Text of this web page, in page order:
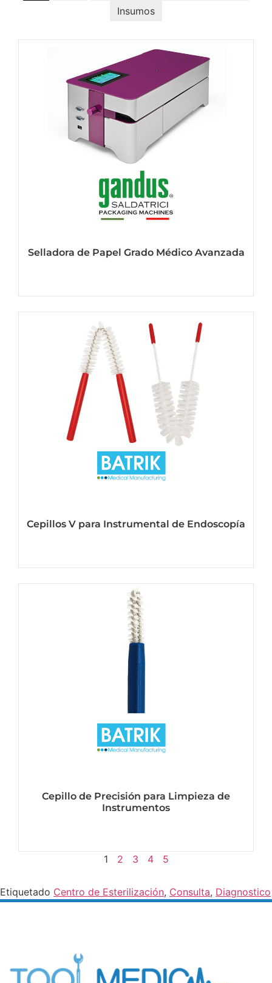
Insumos
Selladora de Papel Grado Médico Avanzada
Cepillos V para Instrumental de Endoscopía
Cepillo de Precisión para Limpieza de
Instrumentos
1 2 3 4 5
Etiquetado Centro de Esterilización, Consulta, Diagnostico